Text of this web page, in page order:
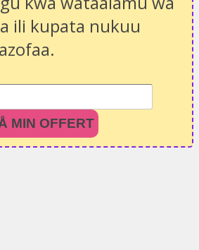
ili kupata nukuu
MIN OFFERT